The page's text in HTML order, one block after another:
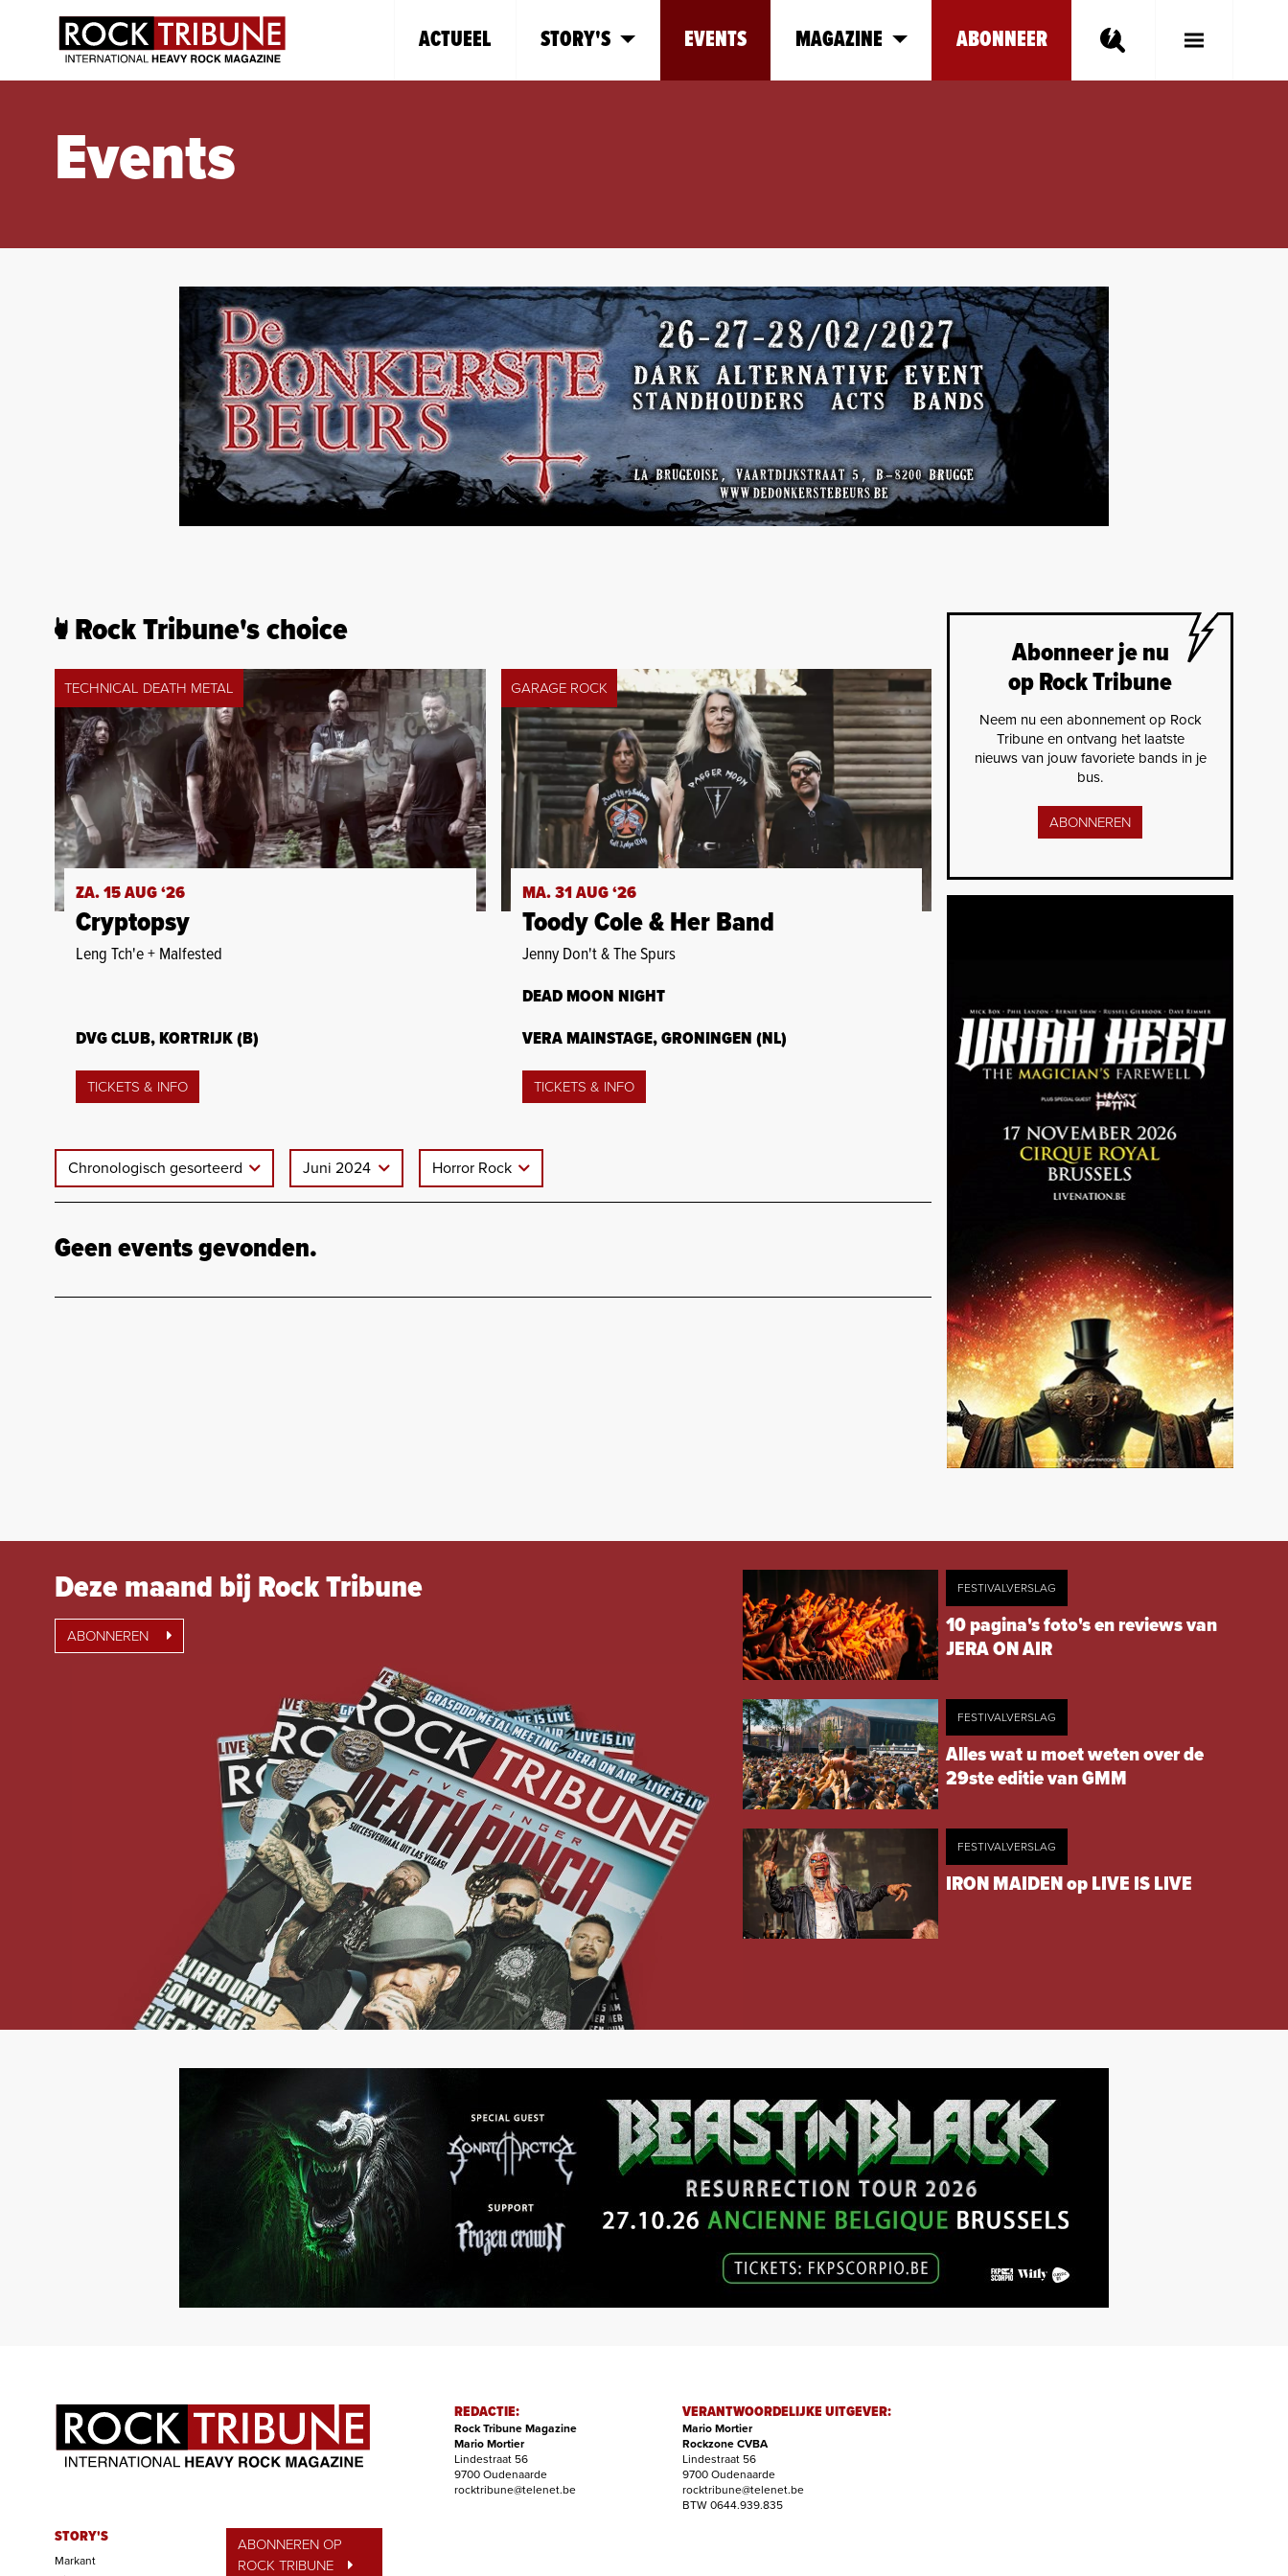
ACTUEEL STORY'S EVENTS MAGAZINE ABONNEER
Toggle
Events
Rock Tribune's choice
TECHNICAL DEATH METAL
ZA. 15 AUG ‘26
Cryptopsy
Leng Tch'e + Malfested
DVG CLUB, KORTRIJK (B)
TICKETS & INFO
GARAGE ROCK
MA. 31 AUG ‘26
Toody Cole & Her Band
Jenny Don't & The Spurs
DEAD MOON NIGHT
VERA MAINSTAGE, GRONINGEN (NL)
TICKETS & INFO
Chronologisch gesorteerd Juni 2024 Horror Rock
Geen events gevonden.
Abonneer je nu
op Rock Tribune
Neem nu een abonnement op Rock
Tribune en ontvang het laatste
nieuws van jouw favoriete bands in je
bus.
ABONNEREN
Deze maand bij Rock Tribune
ABONNEREN
FESTIVALVERSLAG
10 pagina's foto's en reviews van
JERA ON AIR
FESTIVALVERSLAG
Alles wat u moet weten over de
29ste editie van GMM
FESTIVALVERSLAG
IRON MAIDEN op LIVE IS LIVE
STORY'S
Markant
ABONNEREN OP
ROCK TRIBUNE
REDACTIE:
Rock Tribune Magazine
Mario Mortier
Lindestraat 56
9700 Oudenaarde
rocktribune@telenet.be
VERANTWOORDELIJKE UITGEVER:
Mario Mortier
Rockzone CVBA
Lindestraat 56
9700 Oudenaarde
rocktribune@telenet.be
BTW 0644.939.835